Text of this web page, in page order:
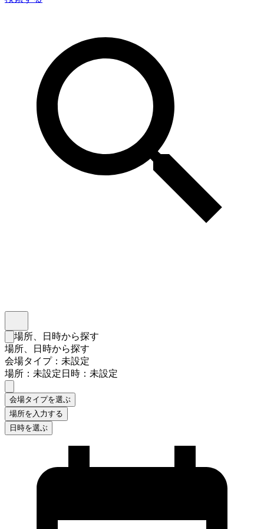
検索フォームを閉じる
場所、日時から探す
場所、日時から探す
会場タイプ：未設定
場所：未設定日時：未設定
会場タイプを選ぶ
場所を入力する
日時を選ぶ